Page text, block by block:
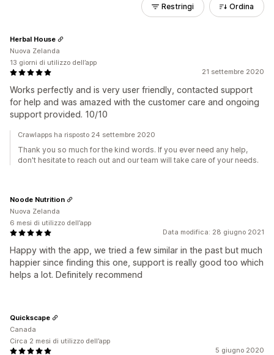
Restringi Ordina
21 settembre 2020
Works perfectly and is very user friendly, contacted support
for help and was amazed with the customer care and ongoing
support provided. 10/10
Herbal House
Nuova Zelanda
13 giorni di utilizzo dell’app
Crawlapps ha risposto 24 settembre 2020
Thank you so much for the kind words. If you ever need any help,
don't hesitate to reach out and our team will take care of your needs.
Data modifica: 28 giugno 2021
Happy with the app, we tried a few similar in the past but much
happier since finding this one, support is really good too which
helps a lot. Definitely recommend
Noode Nutrition
Nuova Zelanda
6 mesi di utilizzo dell’app
5 giugno 2020
Quickscape
Canada
Circa 2 mesi di utilizzo dell’app